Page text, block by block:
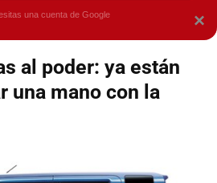
al poder: ya están
una mano con la
×
una cuenta de Google